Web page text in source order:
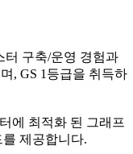
터 구축/운영 경험과
, GS 1등급을 취득하
에 최적화 된 그래프
를 제공합니다.